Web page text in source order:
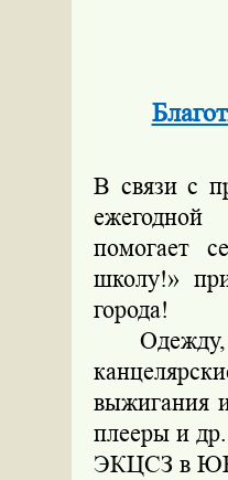
В связи с
ежегодной
помогает
школу!»
города!
Одежду,
выжигания
плееры и
ЭКЦСЗ в